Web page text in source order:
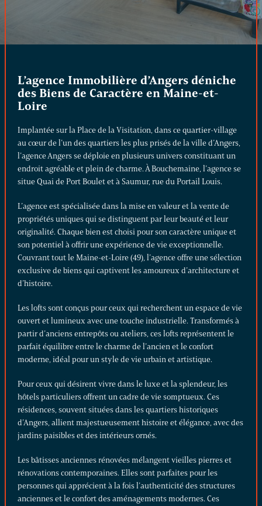
L’agence Immobilière d’Angers déniche
des Biens de Caractère en Maine-et-
Loire
Implantée sur la Place de la Visitation, dans ce quartier-village
au cœur de l’un des quartiers les plus prisés de la ville d’Angers,
l’agence Angers se déploie en plusieurs univers constituant un
endroit agréable et plein de charme. À Bouchemaine, l’agence se
situe Quai de Port Boulet et à Saumur, rue du Portail Louis.
L’agence est spécialisée dans la mise en valeur et la vente de
propriétés uniques qui se distinguent par leur beauté et leur
originalité. Chaque bien est choisi pour son caractère unique et
son potentiel à offrir une expérience de vie exceptionnelle.
Couvrant tout le Maine-et-Loire (49), l’agence offre une sélection
exclusive de biens qui captivent les amoureux d’architecture et
d’histoire.
Lesloftssont conçus pour ceux qui recherchent un espace de vie
ouvert et lumineux avec une touche industrielle. Transformés à
partir d’anciens entrepôts ou ateliers, ces lofts représentent le
parfait équilibre entre le charme de l’ancien et le confort
moderne, idéal pour un style de vie urbain et artistique.
Pour ceux qui désirent vivre dans le luxe et la splendeur, les
hôtels particuliersoffrent un cadre de vie somptueux. Ces
résidences, souvent situées dans les quartiers historiques
d’Angers, allient majestueusement histoire et élégance, avec des
jardins paisibles et des intérieurs ornés.
Les bâtisses anciennes rénovées mélangent vieilles pierres et
rénovations contemporaines. Elles sont parfaites pour les
personnes qui apprécient à la fois l’authenticité des structures
anciennes et le confort des aménagements modernes. Ces